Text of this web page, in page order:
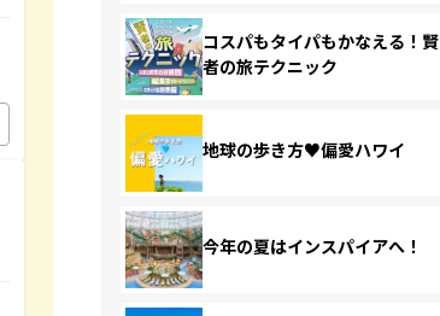
コスパもタイパもかなえる！賢
者の旅テクニック
地球の歩き方♥偏愛ハワイ
今年の夏はインスパイアへ！